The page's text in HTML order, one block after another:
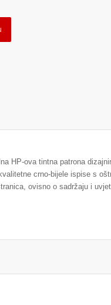
HP-ova tintna patrona
crno-bijele ispise s
ovisno o sadržaju i